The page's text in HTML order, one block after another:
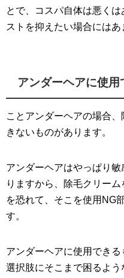
とで、コスパ自体は悪く
ストを抑えたい場合にはあ
アンダーヘアに使
ことアンダーヘアの場合
きないものがあります。
アンダーヘアはやっぱり
りますから、除毛クリー
を恐れて、そこを使用NG
す。
アンダーヘアに使用でき
選択肢にそこまで困るよ